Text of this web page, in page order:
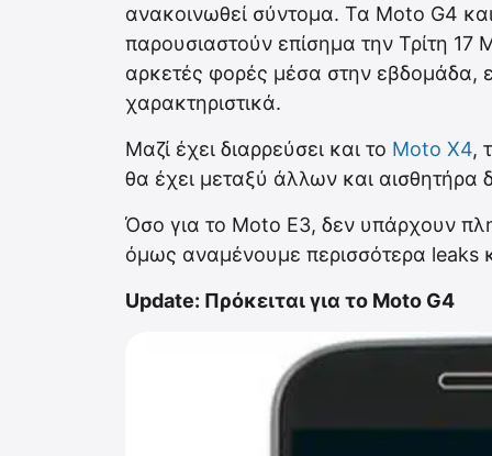
ανακοινωθεί σύντομα. Τα Moto G4
παρουσιαστούν επίσημα την Τρίτη 17
αρκετές φορές μέσα στην εβδομάδα,
χαρακτηριστικά.
Μαζί έχει διαρρεύσει και το Moto X4,
θα έχει μεταξύ άλλων και
Όσο για το Moto E3, δεν υπάρχουν
όμως αναμένουμε περισσότερα leaks
Update: Πρόκειται για το Moto G4